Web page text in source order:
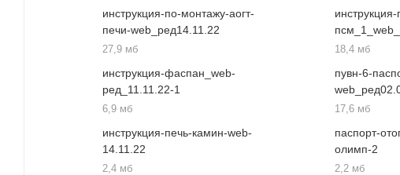
инструкция-по-монтажу-аогт-
печи-web_ред14.11.22
27,9 мб 18,4 мб
инструкция-фаспан_web-
ред_11.11.22-1
6,9 мб
пувн-6-
17,6 мб
инструкция-печь-камин-web-
14.11.22
2,4 мб
паспорт-
олимп-2
2,2 мб